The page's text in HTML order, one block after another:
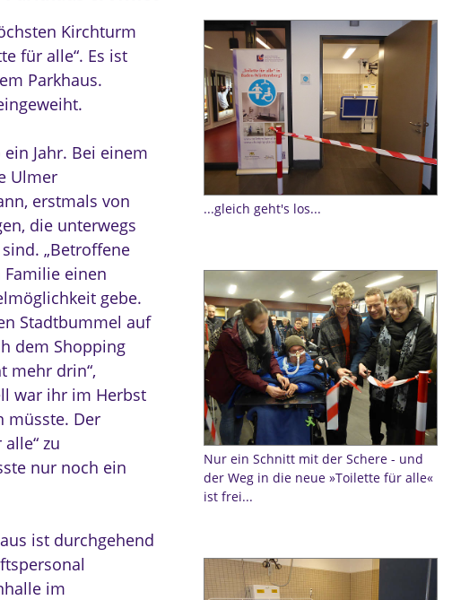
Kirchturm
für alle“. Es ist
Parkhaus.
Jahr. Bei einem
Ulmer
erstmals von
die unterwegs
„Betroffene
einen
gebe.
Stadtbummel auf
dem Shopping
mehr drin“,
war ihr im Herbst
müsste. Der
zu
nur noch ein
ist durchgehend
im
...gleich geht's los...
Nur ein Schnitt mit der Schere - und
der Weg in die neue »Toilette für alle«
ist frei...